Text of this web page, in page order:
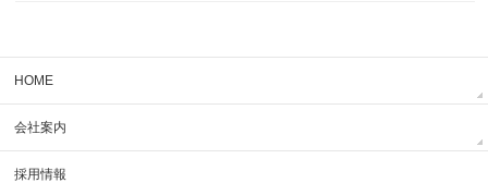
HOME
会社案内
採用情報